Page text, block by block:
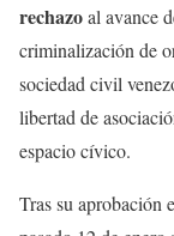
rechazoal avance
criminalización de
sociedad civil
libertad de
espacio cívico.
Tras su aprobación